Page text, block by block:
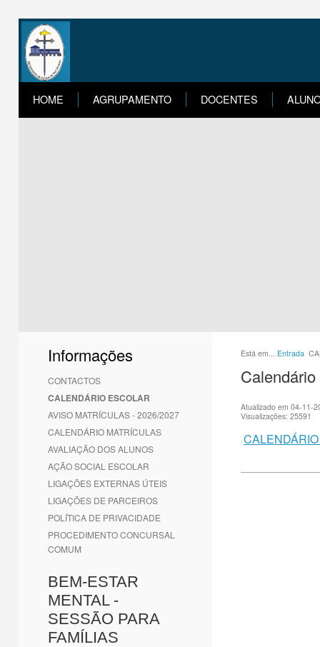
HOME AGRUPAMENTO DOCENTES
Informações
CONTACTOS
CALENDÁRIO ESCOLAR
AVISO MATRÍCULAS - 2026/2027
CALENDÁRIO MATRÍCULAS
AVALIAÇÃO DOS ALUNOS
AÇÃO SOCIAL ESCOLAR
LIGAÇÕES EXTERNAS ÚTEIS
LIGAÇÕES DE PARCEIROS
POLÍTICA DE PRIVACIDADE
PROCEDIMENTO CONCURSAL
COMUM
BEM-ESTAR
MENTAL -
SESSÃO PARA
FAMÍLIAS
Está em... Entrada
Atualizado em 04-11-
Visualizações: 25591